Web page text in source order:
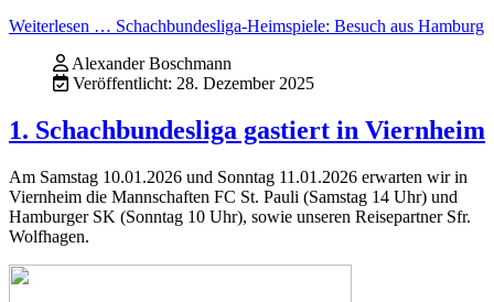
Weiterlesen … Schachbundesliga-Heimspiele: Besuch aus Hamburg
Alexander Boschmann
Veröffentlicht: 28. Dezember 2025
1. Schachbundesliga gastiert in Viernheim
Am Samstag 10.01.2026 und Sonntag 11.01.2026 erwarten wir in
Viernheim die Mannschaften FC St. Pauli (Samstag 14 Uhr) und
Hamburger SK (Sonntag 10 Uhr), sowie unseren Reisepartner Sfr.
Wolfhagen.